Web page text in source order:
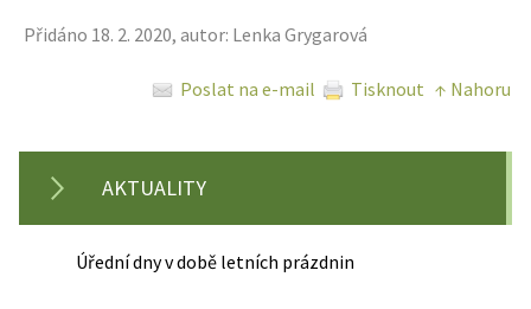
Přidáno 18. 2. 2020, autor: Lenka Grygarová
Poslat na e-mail Tisknout ↑ Nahoru
AKTUALITY
Úřední dny v době letních prázdnin